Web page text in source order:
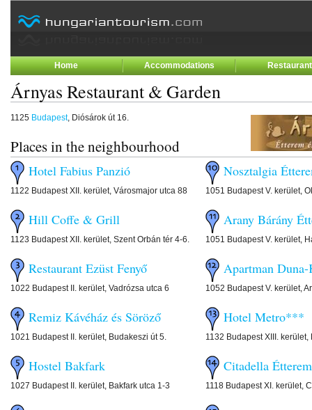
Home Accommodations
Árnyas Restaurant & Garden
1125 Budapest, Diósárok út 16.
Places in the neighbourhood
Hotel Fabius Panzió
1122 Budapest XII. kerület, Városmajor utca 88
Hill Coffe & Grill
1123 Budapest XII. kerület, Szent Orbán tér 4-6.
Restaurant Ezüst Fenyő
1022 Budapest II. kerület, Vadrózsa utca 6
Remiz Kávéház és Söröző
1021 Budapest II. kerület, Budakeszi út 5.
Hostel Bakfark
1027 Budapest II. kerület, Bakfark utca 1-3
Nosztalgia
1051 Budapest V. kerület,
Arany Bárány
1051 Budapest V. kerület,
Apartman
1052 Budapest V. kerület,
Hotel Metro***
1132 Budapest XIII. kerület,
Citadella Étterem
1118 Budapest XI. kerület,